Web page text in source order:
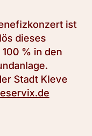
ist
dieses
% in den
Stadt Kleve